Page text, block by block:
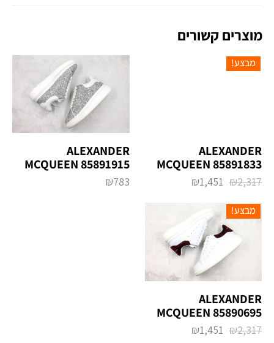
מוצרים קשורים
מבצע!
ALEXANDER
MCQUEEN 85891833
₪2,317
₪1,451
ALEXANDER
MCQUEEN 85891915
₪783
מבצע!
ALEXANDER
MCQUEEN 85890695
₪2,317
₪1,451